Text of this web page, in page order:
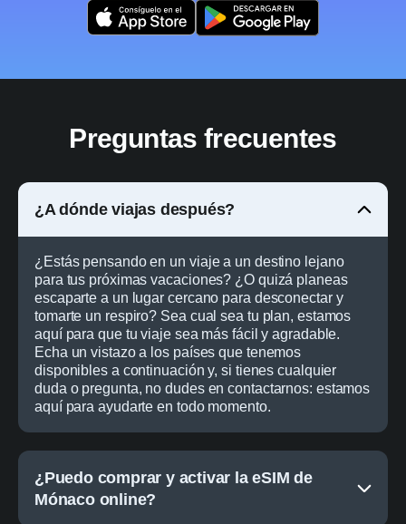
Preguntas frecuentes
¿A dónde viajas después?
¿Estás pensando en un viaje a un destino lejano
para tus próximas vacaciones? ¿O quizá planeas
escaparte a un lugar cercano para desconectar y
tomarte un respiro? Sea cual sea tu plan, estamos
aquí para que tu viaje sea más fácil y agradable.
Echa un vistazo a los países que tenemos
disponibles a continuación y, si tienes cualquier
duda o pregunta, no dudes en contactarnos: estamos
aquí para ayudarte en todo momento.
¿Puedo comprar y activar la eSIM de
Mónaco online?